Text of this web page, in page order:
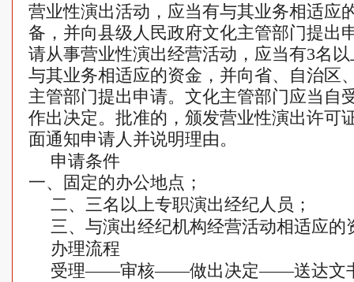
营业性演出活动，应当有与其业务相适应
备，并向县级人民政府文化主管部门提出
请从事营业性演出经营活动，应当有3名
与其业务相适应的资金，并向省、自治区
主管部门提出申请。文化主管部门应当自
作出决定。批准的，颁发营业性演出许可
面通知申请人并说明理由。
申请条件
一、固定的办公地点；
二、三名以上专职演出经纪人员；
三、与演出经纪机构经营活动相适应的
办理流程
受理——审核——做出决定——送达文